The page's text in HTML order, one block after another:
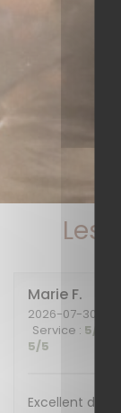
Les
Marie F
2026-07-30
-
Service : 5/5
5/5
Excellent